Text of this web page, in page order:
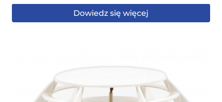
Dowiedz się więcej